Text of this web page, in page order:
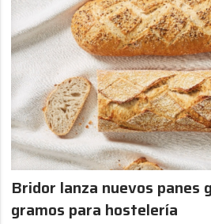
Bridor lanza nuevos panes
gramos para hostelería